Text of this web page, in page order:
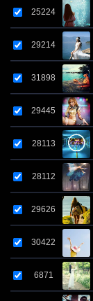
25224
29214
31898
29445
28113
28112
29626
30422
6871